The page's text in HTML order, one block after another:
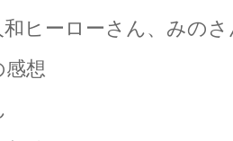
ヒーローさん、みの
想